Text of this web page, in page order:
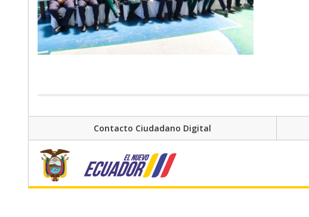
Contacto Ciudadano Digital